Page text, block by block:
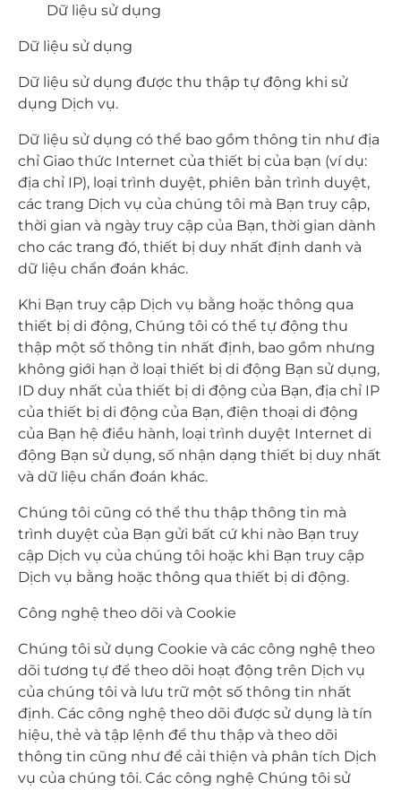
Dữ liệu sử dụng
Dữ liệu sử dụng
Dữ liệu sử dụng được thu thập tự động khi sử
dụng Dịch vụ.
Dữ liệu sử dụng có thể bao gồm thông tin như địa
chỉ Giao thức Internet của thiết bị của bạn (ví dụ:
địa chỉ IP), loại trình duyệt, phiên bản trình duyệt,
các trang Dịch vụ của chúng tôi mà Bạn truy cập,
thời gian và ngày truy cập của Bạn, thời gian dành
cho các trang đó, thiết bị duy nhất định danh và
dữ liệu chẩn đoán khác.
Khi Bạn truy cập Dịch vụ bằng hoặc thông qua
thiết bị di động, Chúng tôi có thể tự động thu
thập một số thông tin nhất định, bao gồm nhưng
không giới hạn ở loại thiết bị di động Bạn sử dụng,
ID duy nhất của thiết bị di động của Bạn, địa chỉ IP
của thiết bị di động của Bạn, điện thoại di động
của Bạn hệ điều hành, loại trình duyệt Internet di
động Bạn sử dụng, số nhận dạng thiết bị duy nhất
và dữ liệu chẩn đoán khác.
Chúng tôi cũng có thể thu thập thông tin mà
trình duyệt của Bạn gửi bất cứ khi nào Bạn truy
cập Dịch vụ của chúng tôi hoặc khi Bạn truy cập
Dịch vụ bằng hoặc thông qua thiết bị di động.
Công nghệ theo dõi và Cookie
Chúng tôi sử dụng Cookie và các công nghệ theo
dõi tương tự để theo dõi hoạt động trên Dịch vụ
của chúng tôi và lưu trữ một số thông tin nhất
định. Các công nghệ theo dõi được sử dụng là tín
hiệu, thẻ và tập lệnh để thu thập và theo dõi
thông tin cũng như để cải thiện và phân tích Dịch
vụ của chúng tôi. Các công nghệ Chúng tôi sử